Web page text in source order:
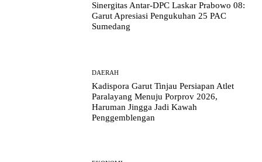
Sinergitas Antar-DPC Laskar Prabowo 08:
Garut Apresiasi Pengukuhan 25 PAC
Sumedang
DAERAH
Kadispora Garut Tinjau Persiapan Atlet
Paralayang Menuju Porprov 2026,
Haruman Jingga Jadi Kawah
Penggemblengan